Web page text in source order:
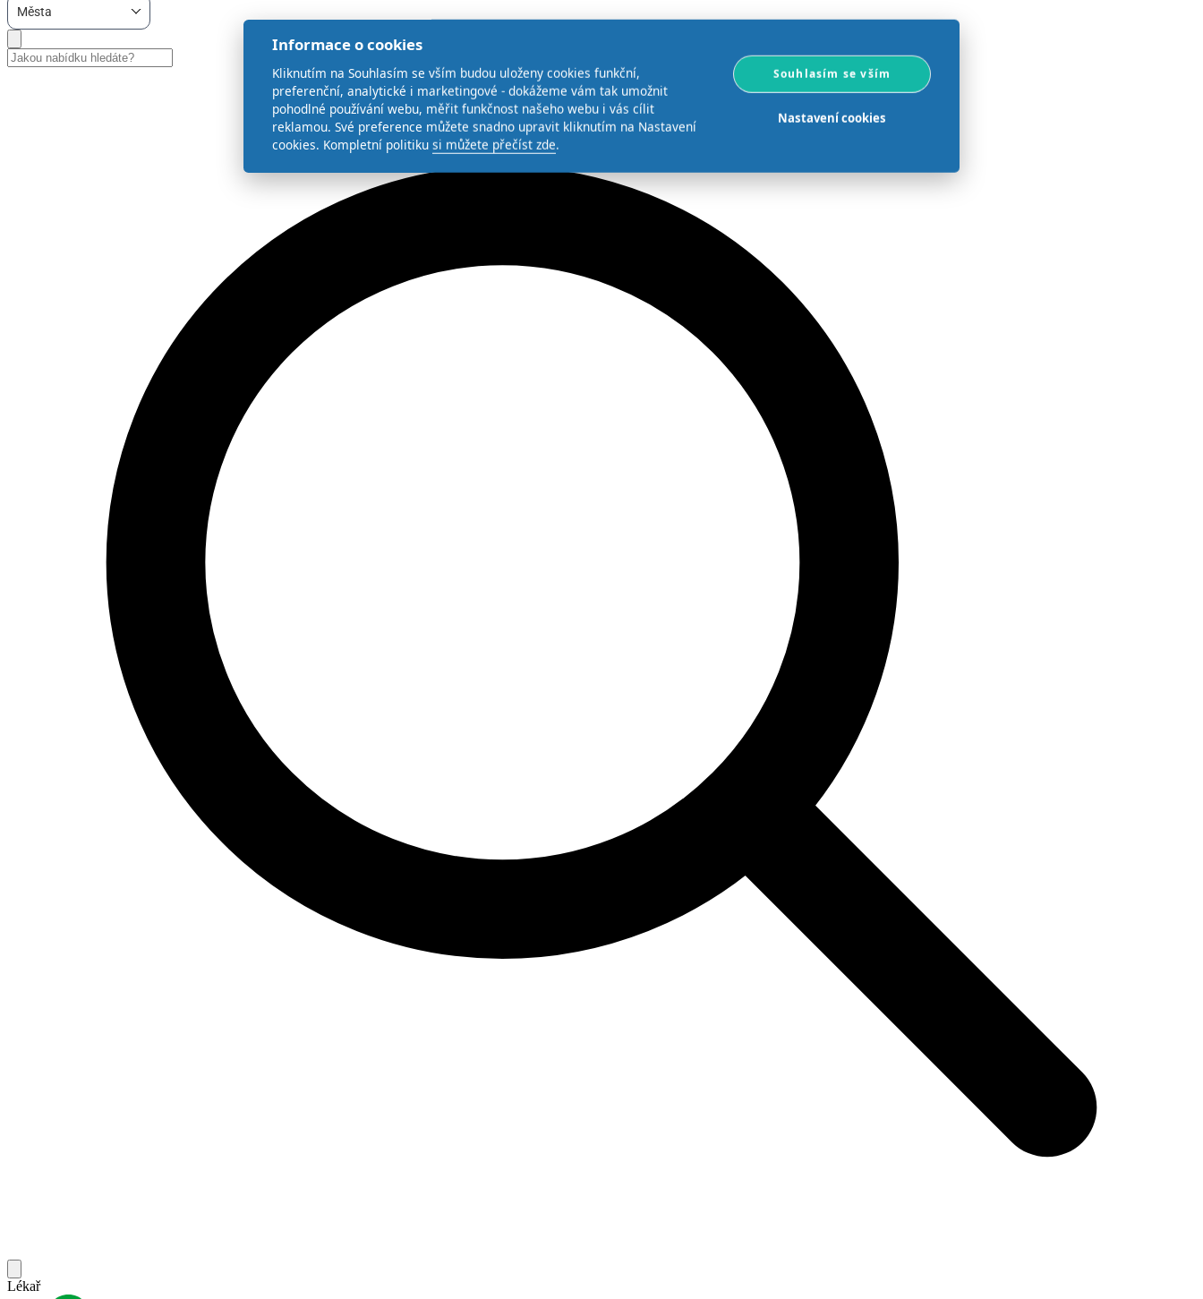
Města
Lékař
Informace o cookies
Kliknutím na Souhlasím se vším budou uloženy cookies funkční,
preferenční, analytické i marketingové - dokážeme vám tak umožnit
pohodlné používání webu, měřit funkčnost našeho webu i vás cílit
reklamou. Své preference můžete snadno upravit kliknutím na Nastavení
cookies. Kompletní politiku si můžete přečíst zde.
Souhlasím se vším
Nastavení cookies